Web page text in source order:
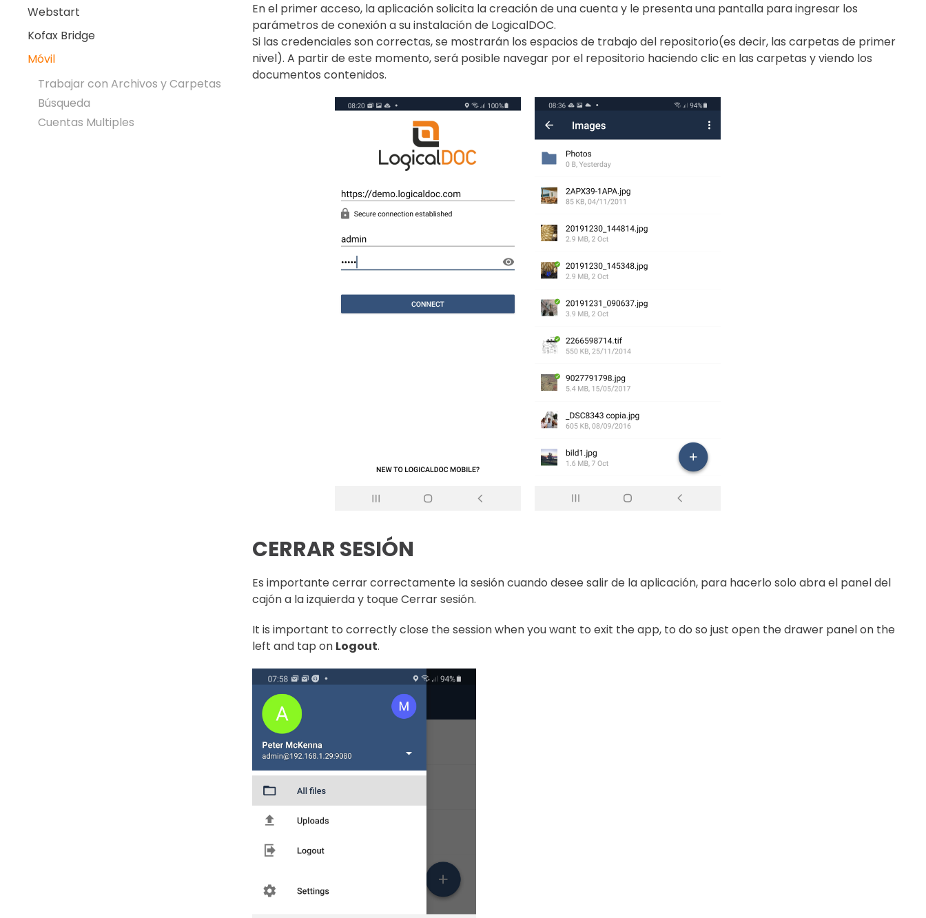
En el primer acceso, la aplicación solicita la creación de una cuenta y le presenta una pantalla para ingresar los
parámetros de conexión a su instalación de LogicalDOC.
Si las credenciales son correctas, se mostrarán los espacios de trabajo del repositorio(es decir, las carpetas de primer
nivel). A partir de este momento, será posible navegar por el repositorio haciendo clic en las carpetas y viendo los
documentos contenidos.
CERRAR SESIÓN
Es importante cerrar correctamente la sesión cuando desee salir de la aplicación, para hacerlo solo abra el panel del
cajón a la izquierda y toque Cerrar sesión.
It is important to correctly close the session when you want to exit the app, to do so just open the drawer panel on the
left and tap on Logout.
Webstart
Kofax Bridge
Móvil
Trabajar con Archivos y Carpetas
Búsqueda
Cuentas Multiples